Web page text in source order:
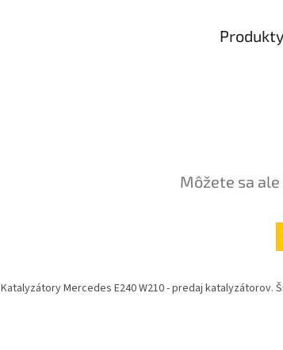
Môžete sa
Katalyzátory Mercedes E240 W210 - predaj